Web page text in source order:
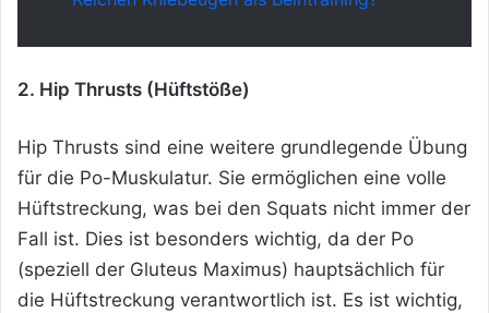
2. Hip Thrusts (Hüftstöße)
Hip Thrusts sind eine weitere grundlegende Übung
für die Po-Muskulatur. Sie ermöglichen eine volle
Hüftstreckung, was bei den Squats nicht immer der
Fall ist. Dies ist besonders wichtig, da der Po
(speziell der Gluteus Maximus) hauptsächlich für
die Hüftstreckung verantwortlich ist. Es ist wichtig,